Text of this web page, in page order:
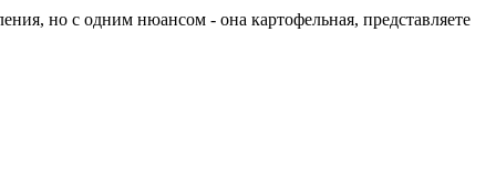
но с одним нюансом - она картофельная, представляете